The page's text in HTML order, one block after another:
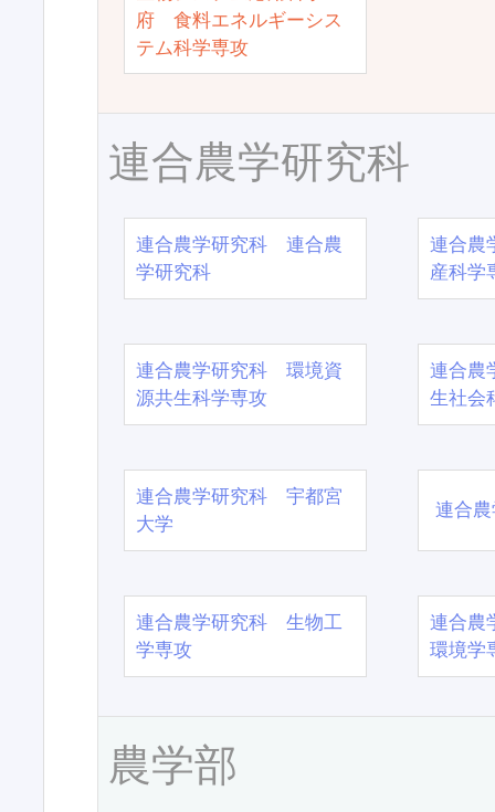
府 食料エネルギーシス
テム科学専攻
連合農学研究科
連合農学研究科 連合農
学研究科
連合農
産科学
連合農学研究科 環境資
源共生科学専攻
連合農
生社会
連合農学研究科 宇都宮
大学
連合
連合農学研究科 生物工
学専攻
連合農
環境学
農学部